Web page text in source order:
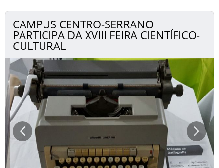
CAMPUS CENTRO-SERRANO
PARTICIPA DA XVIII FEIRA CIENTÍFICO-
CULTURAL